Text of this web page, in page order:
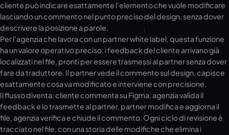
cliente può indicare esattamente l’elemento che vuole modificare
lasciando un commento nel punto preciso del design, senza dover
descrivere la posizione a parole.
Per l’agenzia che lavora con un partner white label, questa funzione
ha un valore operativo preciso: i feedback del cliente arrivano già
localizzati nel file, pronti per essere trasmessi al partner senza dover
fare da traduttore. Il partner vede il commento sul design, capisce
esattamente cosa va modificato e interviene con precisione.
Il flusso diventa: cliente commenta su Figma, agenzia valida il
feedback e lo trasmette al partner, partner modifica e aggiorna il
file, agenzia verifica e chiude il commento. Ogni ciclo di revisione è
tracciato nel file, con una storia delle modifiche che elimina i